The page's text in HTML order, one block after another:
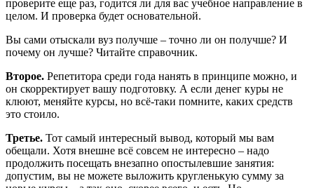
проверите еще раз, годится ли для вас учебное направление в
целом. И проверка будет основательной.
Вы сами отыскали вуз получше – точно ли он получше? И
почему он лучше? Читайте справочник.
Второе. Репетитора среди года нанять в принципе можно, и
он скорректирует вашу подготовку. А если денег куры не
клюют, меняйте курсы, но всё-таки помните, каких средств
это стоило.
Третье. Тот самый интересный вывод, который мы вам
обещали. Хотя внешне всё совсем не интересно – надо
продолжить посещать внезапно опостылевшие занятия:
допустим, вы не можете выложить кругленькую сумму за